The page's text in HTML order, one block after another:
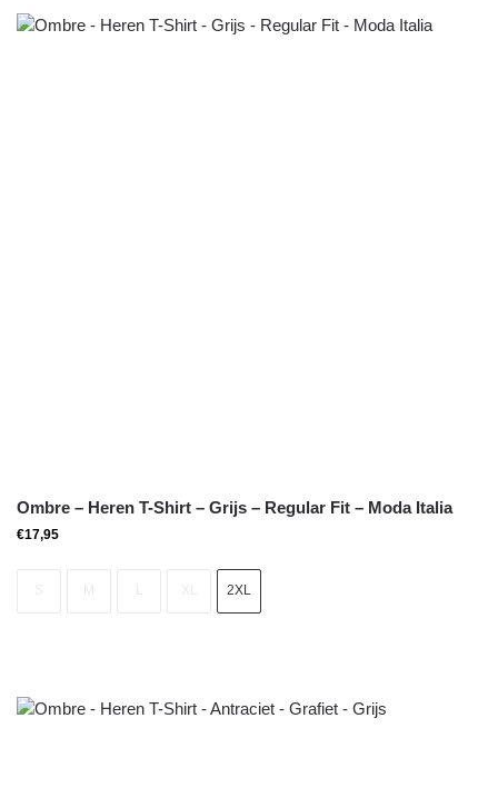
Ombre – Heren T-Shirt – Grijs – Regular Fit – Moda Italia
€17,95
2XL